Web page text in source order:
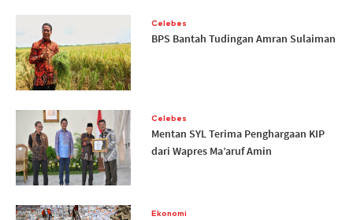
Celebes
BPS Bantah Tudingan Amran Sulaiman
Celebes
Mentan SYL Terima Penghargaan KIP
dari Wapres Ma’aruf Amin
Ekonomi